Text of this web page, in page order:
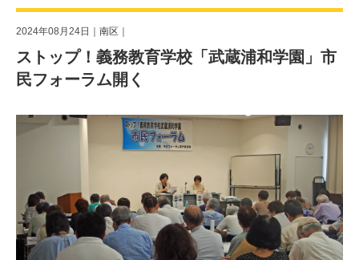
2024年08月24日｜ 南区
ストップ！義務教育学校「武蔵浦和学園」市
民フォーラム開く